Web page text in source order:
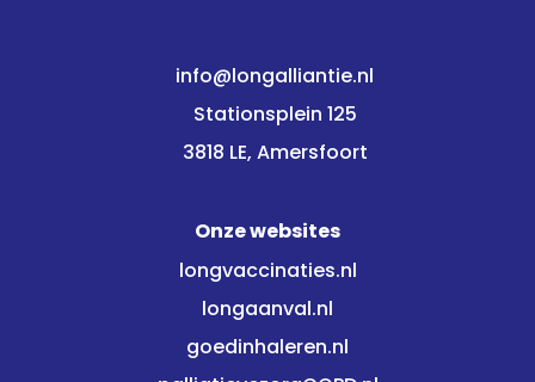
info@longalliantie.nl
Stationsplein 125
3818 LE, Amersfoort
Onze websites
longvaccinaties.nl
longaanval.nl
goedinhaleren.nl